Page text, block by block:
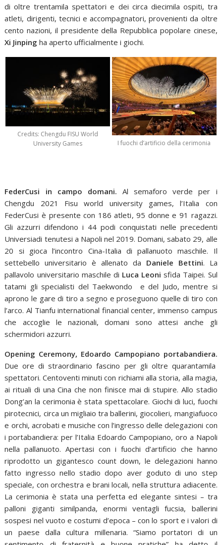
di oltre trentamila spettatori e dei circa diecimila ospiti, tra
atleti, dirigenti, tecnici e accompagnatori, provenienti da oltre
cento nazioni, il presidente della Repubblica popolare cinese,
Xi Jinping ha aperto ufficialmente i giochi.
Credits: Chengdu FISU World
University Games
I fuochi d’artificio della cerimonia
FederCusi in campo domani.
Al semaforo verde per i
Chengdu 2021 Fisu world university games, l’Italia con
FederCusi è presente con 186 atleti, 95 donne e 91 ragazzi.
Gli azzurri difendono i 44 podi conquistati nelle precedenti
Universiadi tenutesi a Napoli nel 2019. Domani, sabato 29, alle
20 si gioca l’incontro Cina-Italia di pallanuoto maschile. Il
settebello universitario è allenato da Daniele Bettini. La
pallavolo universitario maschile di Luca Leoni sfida Taipei. Sul
tatami gli specialisti del Taekwondo e del Judo, mentre si
aprono le gare di tiro a segno e proseguono quelle di tiro con
l’arco. Al Tianfu international financial center, immenso campus
che accoglie le nazionali, domani sono attesi anche gli
schermidori azzurri.
Opening Ceremony, Edoardo Campopiano portabandiera.
Due ore di straordinario fascino per gli oltre quarantamila
spettatori. Centoventi minuti con richiami alla storia, alla magia,
ai rituali di una Cina che non finisce mai di stupire. Allo stadio
Dong’an la cerimonia è stata spettacolare. Giochi di luci, fuochi
pirotecnici, circa un migliaio tra ballerini, giocolieri, mangiafuoco
e orchi, acrobati e musiche con l’ingresso delle delegazioni con
i portabandiera: per l’Italia Edoardo Campopiano, oro a Napoli
nella pallanuoto. Apertasi con i fuochi d’artificio che hanno
riprodotto un gigantesco count down, le delegazioni hanno
fatto ingresso nello stadio dopo aver goduto di uno step
speciale, con orchestra e brani locali, nella struttura adiacente.
La cerimonia è stata una perfetta ed elegante sintesi – tra
palloni giganti similpanda, enormi ventagli fucsia, ballerini
sospesi nel vuoto e costumi d’epoca – con lo sport e i valori di
un paese dalla cultura millenaria. “Siamo portatori di un